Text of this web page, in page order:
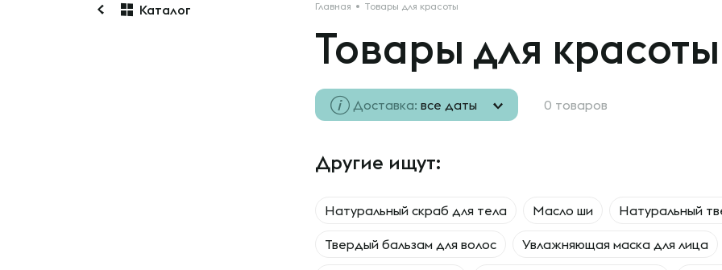
Каталог Главная Товары для красоты
Товары для
Доставка: все даты 0 товаров
Другие ищут:
Натуральный скраб для тела Масло ши Натуральный
Твердый бальзам для волос Увлажняющая маска для лица